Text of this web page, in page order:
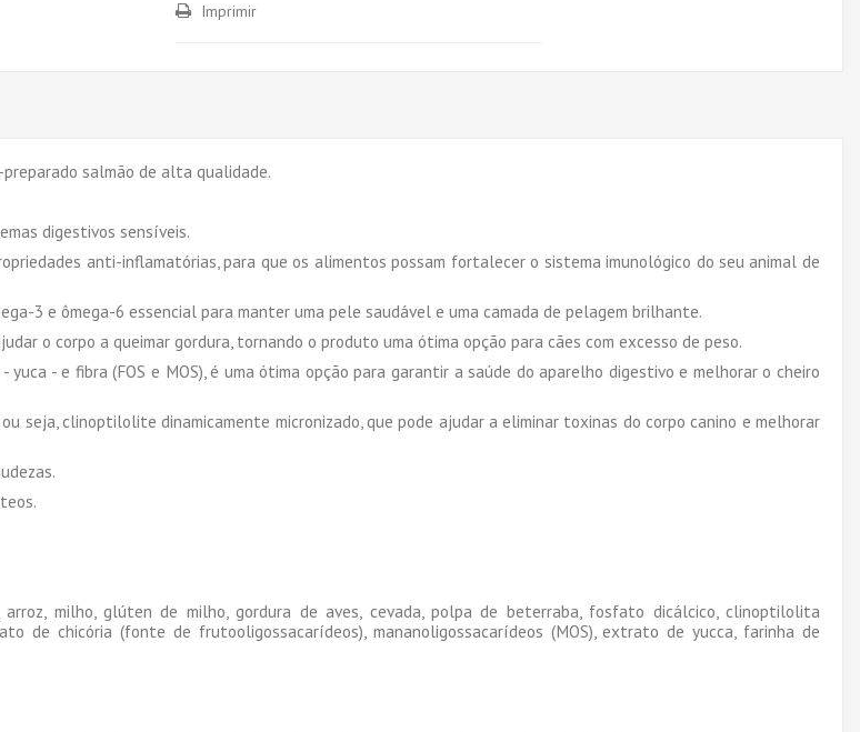
Imprimir
salmão de alta qualidade.
digestivos sensíveis.
anti-inflamatórias, para que os alimentos possam fortalecer o sistema imunológico do seu animal de
3 e ômega-6 essencial para manter uma pele saudável e uma camada de pelagem brilhante.
o corpo a queimar gordura, tornando o produto uma ótima opção para cães com excesso de peso.
- e fibra (FOS e MOS), é uma ótima opção para garantir a saúde do aparelho digestivo e melhorar o cheiro
ou seja, clinoptilolite dinamicamente micronizado, que pode ajudar a eliminar toxinas do corpo canino e melhorar
milho, glúten de milho, gordura de aves, cevada, polpa de beterraba, fosfato dicálcico, clinoptilolita
de chicória (fonte de frutooligossacarídeos), mananoligossacarídeos (MOS), extrato de yucca, farinha de